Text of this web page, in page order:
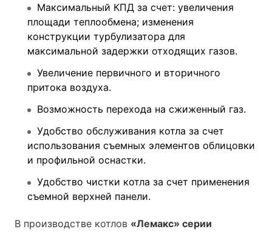
Максимальный КПД за счет: увеличения
площади теплообмена; изменения
конструкции турбулизатора для
максимальной задержки отходящих газов.
Увеличение первичного и вторичного
притока воздуха.
Возможность перехода на сжиженный газ.
Удобство обслуживания котла за счет
использования съемных элементов облицовки
и профильной оснастки.
Удобство чистки котла за счет применения
съемной верхней панели.
В производстве котлов «Лемакс» серии